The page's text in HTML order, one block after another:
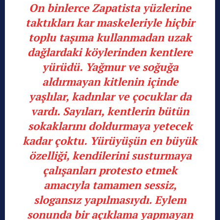
On binlerce Zapatista yüzlerine
taktıkları kar maskeleriyle hiçbir
toplu taşıma kullanmadan uzak
dağlardaki köylerinden kentlere
yürüdü. Yağmur ve soğuğa
aldırmayan kitlenin içinde
yaşlılar, kadınlar ve çocuklar da
vardı. Sayıları, kentlerin bütün
sokaklarını doldurmaya yetecek
kadar çoktu. Yürüyüşün en büyük
özelliği, kendilerini susturmaya
çalışanları protesto etmek
amacıyla tamamen sessiz,
slogansız yapılmasıydı. Eylem
sonunda bir açıklama yapmayan